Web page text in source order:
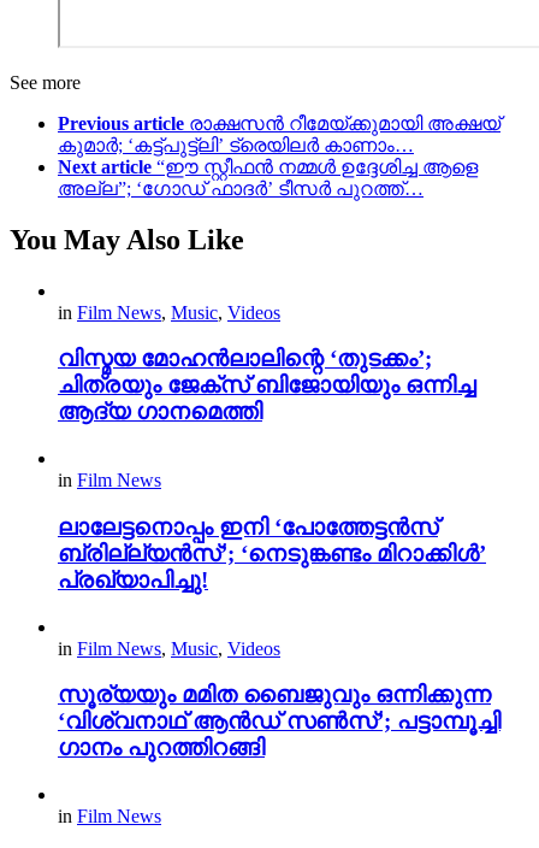
See more
Previous article രാക്ഷസൻ റീമേയ്ക്കുമായി അക്ഷയ്
കുമാർ; ‘കട്ട്പുട്ട്ലി’ ട്രെയിലർ കാണാം…
Next article “ഈ സ്റ്റീഫൻ നമ്മൾ ഉദ്ദേശിച്ച ആളെ
അല്ല”; ‘ഗോഡ് ഫാദര്‍’ ടീസർ പുറത്ത്…
You May Also Like
in Film News, Music, Videos
വിസ്മയ മോഹൻലാലിന്റെ ‘തുടക്കം’;
ചിത്രയും ജേക്സ് ബിജോയിയും ഒന്നിച്ച
ആദ്യ ഗാനമെത്തി
in Film News
ലാലേട്ടനൊപ്പം ഇനി ‘പോത്തേട്ടൻസ്
ബ്രില്ല്യൻസ്’; ‘നെടുങ്കണ്ടം മിറാക്കിൾ’
പ്രഖ്യാപിച്ചു!
in Film News, Music, Videos
സൂര്യയും മമിത ബൈജുവും ഒന്നിക്കുന്ന
‘വിശ്വനാഥ് ആൻഡ് സൺസ്’; പട്ടാമ്പൂച്ചി
ഗാനം പുറത്തിറങ്ങി
in Film News